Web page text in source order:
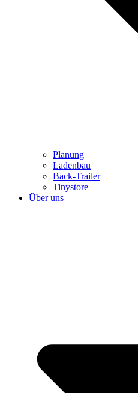
Planung
Ladenbau
Back-Trailer
Tinystore
Über uns